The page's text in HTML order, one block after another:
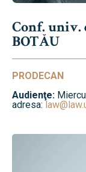
Conf.
BOTĂU
PRODECAN
Audienţe:
adresa: